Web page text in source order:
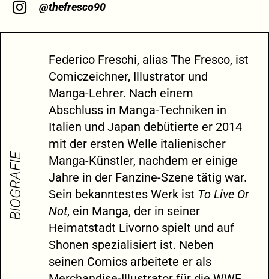
@thefresco90
BIOGRAFIE
Federico Freschi, alias The Fresco, ist
Comiczeichner, Illustrator und
Manga-Lehrer. Nach einem
Abschluss in Manga-Techniken in
Italien und Japan debütierte er 2014
mit der ersten Welle italienischer
Manga-Künstler, nachdem er einige
Jahre in der Fanzine-Szene tätig war.
Sein bekanntestes Werk ist To Live Or
Not, ein Manga, der in seiner
Heimatstadt Livorno spielt und auf
Shonen spezialisiert ist. Neben
seinen Comics arbeitete er als